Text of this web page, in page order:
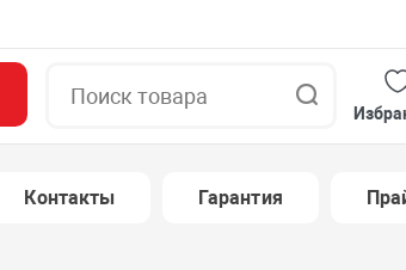
Контакты Гарантия